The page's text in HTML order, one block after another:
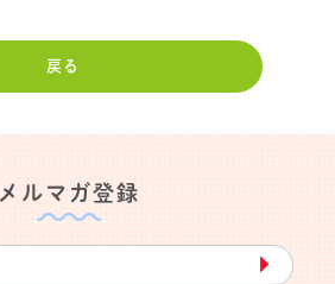
戻る
メルマガ登録
▶︎